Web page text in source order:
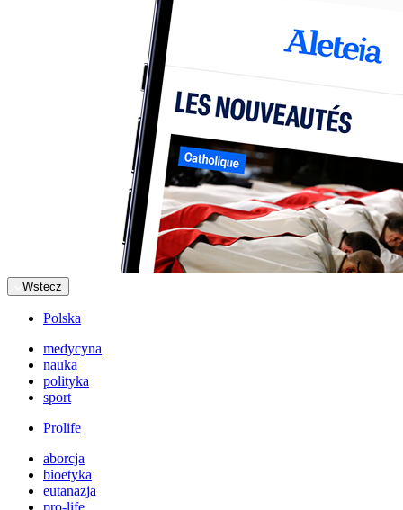
Wstecz
Polska
medycyna
nauka
polityka
sport
Prolife
aborcja
bioetyka
eutanazja
pro-life